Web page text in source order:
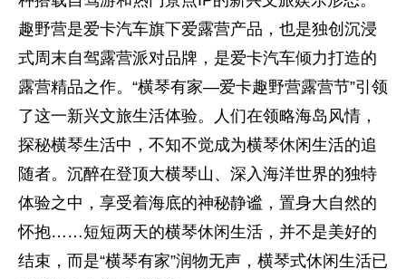
趣野营是爱卡汽车旗下爱露营产品，也是独创沉浸
式周末自驾露营派对品牌，是爱卡汽车倾力打造的
露营精品之作。“横琴有家—爱卡趣野营露营节”引领
了这一新兴文旅生活体验。人们在领略海岛风情，
探秘横琴生活中，不知不觉成为横琴休闲生活的追
随者。沉醉在登顶大横琴山、深入海洋世界的独特
体验之中，享受着海底的神秘静谧，置身大自然的
怀抱……短短两天的横琴休闲生活，并不是美好的
结束，而是“横琴有家”润物无声，横琴式休闲生活已